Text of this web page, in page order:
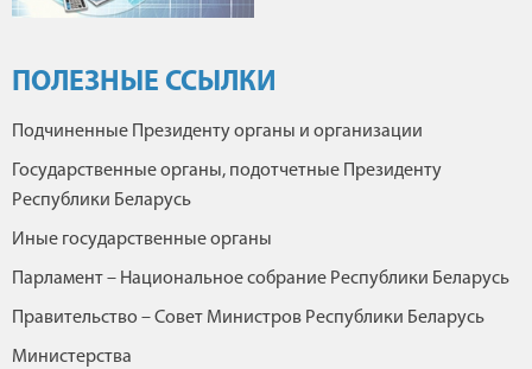
ПОЛЕЗНЫЕ ССЫЛКИ
Подчиненные Президенту органы и организации
Государственные органы, подотчетные Президенту
Республики Беларусь
Иные государственные органы
Парламент – Национальное собрание Республики Беларусь
Правительство – Совет Министров Республики Беларусь
Министерства